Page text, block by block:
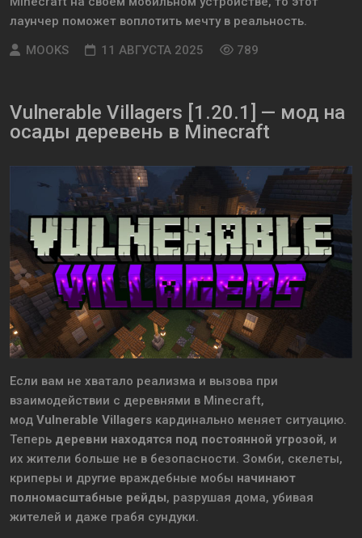
лаунчер поможет воплотить мечту в реальность.
MOOKS
11 АВГУСТА 2025 789
Vulnerable Villagers [1.20.1] — мод на
осады деревень в Minecraft
Если вам не хватало реализма и вызова при
взаимодействии с деревнями в Minecraft,
мод Vulnerable Villagers кардинально меняет ситуацию.
Теперь деревни находятся под постоянной угрозой, и
их жители больше не в безопасности. Зомби, скелеты,
криперы и другие враждебные мобы начинают
полномасштабные рейды, разрушая дома, убивая
жителей и даже грабя сундуки.